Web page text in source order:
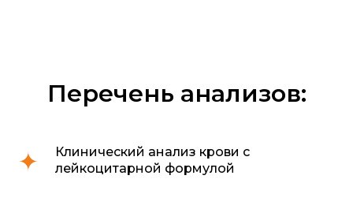
Перечень анализов:
Клинический анализ крови с
лейкоцитарной формулой